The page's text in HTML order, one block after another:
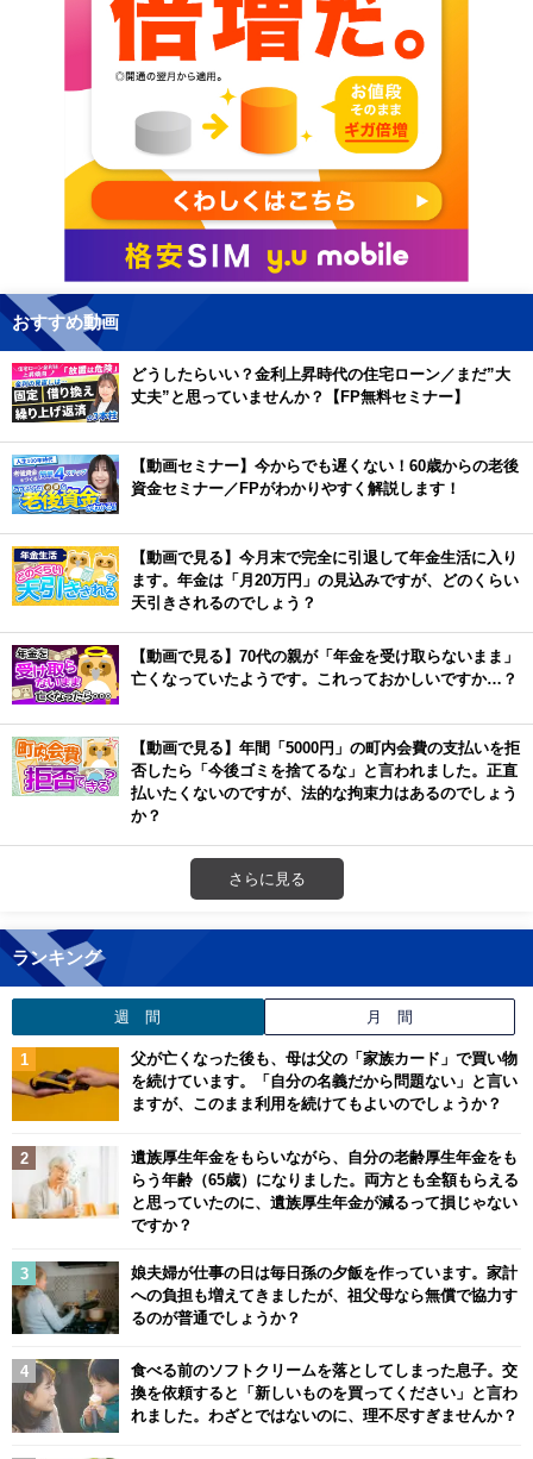
おすすめ動画
どうしたらいい？金利上昇時代の住宅ローン／まだ”大
丈夫”と思っていませんか？【FP無料セミナー】
【動画セミナー】今からでも遅くない！60歳からの老後
資金セミナー／FPがわかりやすく解説します！
【動画で見る】今月末で完全に引退して年金生活に入り
ます。年金は「月20万円」の見込みですが、どのくらい
天引きされるのでしょう？
【動画で見る】70代の親が「年金を受け取らないまま」
亡くなっていたようです。これっておかしいですか…？
【動画で見る】年間「5000円」の町内会費の支払いを拒
否したら「今後ゴミを捨てるな」と言われました。正直
払いたくないのですが、法的な拘束力はあるのでしょう
か？
さらに見る
ランキング
週 間 月 間
父が亡くなった後も、母は父の「家族カード」で買い物
を続けています。「自分の名義だから問題ない」と言い
ますが、このまま利用を続けてもよいのでしょうか？
遺族厚生年金をもらいながら、自分の老齢厚生年金をも
らう年齢（65歳）になりました。両方とも全額もらえる
と思っていたのに、遺族厚生年金が減るって損じゃない
ですか？
娘夫婦が仕事の日は毎日孫の夕飯を作っています。家計
への負担も増えてきましたが、祖父母なら無償で協力す
るのが普通でしょうか？
食べる前のソフトクリームを落としてしまった息子。交
換を依頼すると「新しいものを買ってください」と言わ
れました。わざとではないのに、理不尽すぎませんか？